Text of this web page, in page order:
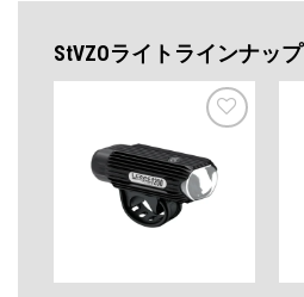
StVZOライトラインナップ
に入
りに